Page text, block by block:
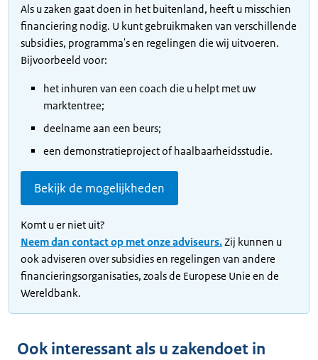
Als u zaken gaat doen in het buitenland, heeft u misschien
financiering nodig. U kunt gebruikmaken van verschillende
subsidies, programma's en regelingen die wij uitvoeren.
Bijvoorbeeld voor:
het inhuren van een coach die u helpt met uw
marktentree;
deelname aan een beurs;
een demonstratieproject of haalbaarheidsstudie.
Bekijk de mogelijkheden
Komt u er niet uit?
Neem dan contact op met onze adviseurs.Zij kunnen u
ook adviseren over subsidies en regelingen van andere
financieringsorganisaties, zoals de Europese Unie en de
Wereldbank.
Ook interessant als u zakendoet in